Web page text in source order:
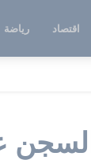
اقتصاد رياضة